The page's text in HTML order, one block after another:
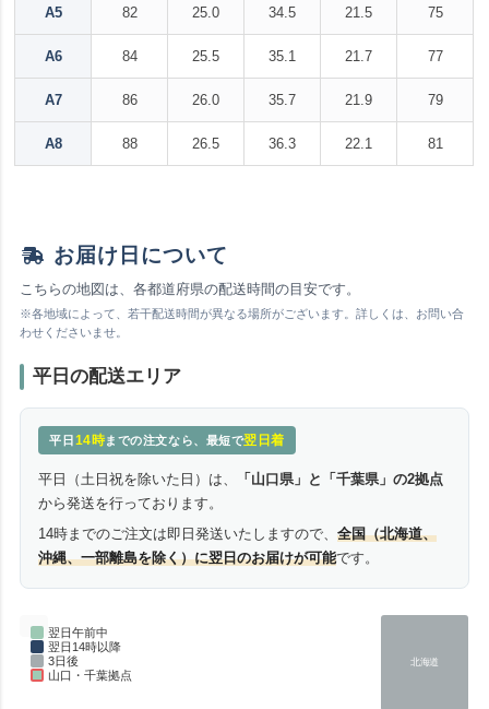
A5 82 25.0 34.5 21.5 75
A6 84 25.5 35.1 21.7 77
A7 86 26.0 35.7 21.9 79
A8 88 26.5 36.3 22.1 81
お届け日について
こちらの地図は、各都道府県の配送時間の目安です。
※各地域によって、若干配送時間が異なる場所がございます。詳しくは、お問い合
わせくださいませ。
平日の配送エリア
平日 14時までの注文なら、最短で翌日着
平日（土日祝を除いた日）は、
「山口県」と「千葉県」の2拠点
から発送を行っております。
14時までのご注文は即日発送いたしますので、全国（北海道、
沖縄、一部離島を除く）に翌日のお届けが可能です。
翌日午前中
翌日14時以降
3日後
山口・千葉拠点
北海道